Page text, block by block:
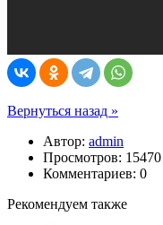
Вернуться назад »
Автор: admin
Просмотров: 15470
Комментариев: 0
Рекомендуем также